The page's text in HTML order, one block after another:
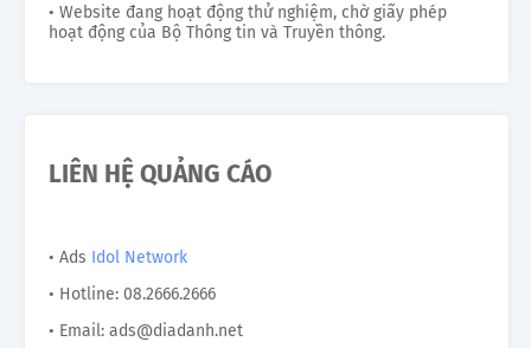
• Website đang hoạt động thử nghiệm, chờ giấy phép
hoạt động của Bộ Thông tin và Truyền thông.
LIÊN HỆ QUẢNG CÁO
• Ads Idol Network
• Hotline: 08.2666.2666
• Email: ads@diadanh.net